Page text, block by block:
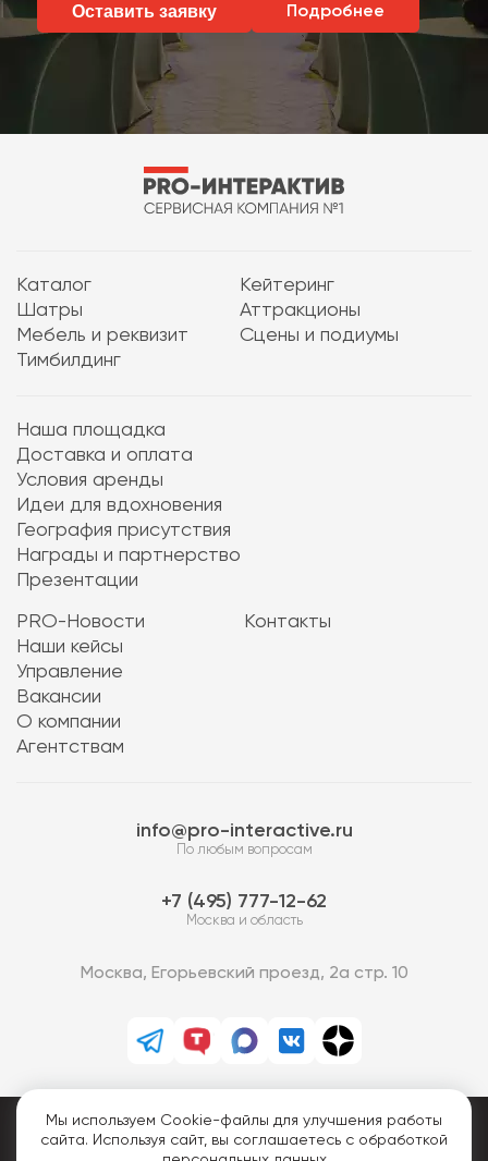
Оставить заявку Подробнее
Каталог
Кейтеринг
Шатры
Аттракционы
Мебель и реквизит
Сцены и подиумы
Тимбилдинг
Наша площадка
Доставка и оплата
Условия аренды
Идеи для вдохновения
География присутствия
Награды и партнерство
Презентации
PRO-Новости
Наши кейсы
Управление
Вакансии
О компании
Агентствам
Контакты
info@pro-interactive.ru
По любым вопросам
7 (495) 777-12-62
Москва и область
Москва, Егорьевский проезд, 2а стр. 10
PRO-Интерактив © 2013-2026.
Все права защищены.
Мы используем Cookie-файлы для улучшения работы
сайта. Используя сайт, вы соглашаетесь с обработкой